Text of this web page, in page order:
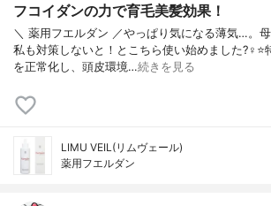
フコイダンの力で育毛美髪効果！
＼ 薬用フエルダン ／やっぱり気になる薄気…。母
私も対策しないと！とこちら使い始めました?‍♀️⭐️
を正常化し、頭皮環境…続きを見る
LIMU VEIL(リムヴェール)
薬用フエルダン